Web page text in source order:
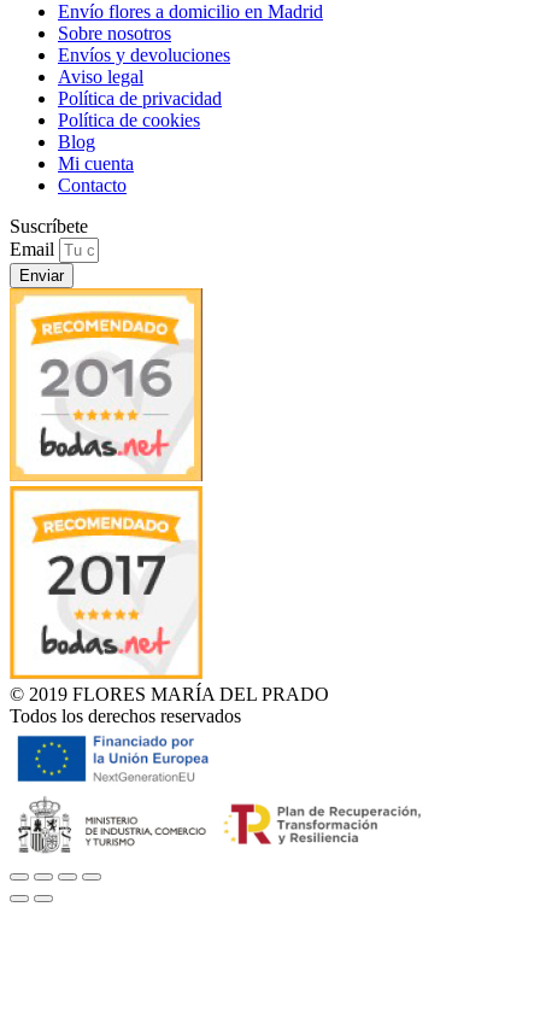
Envío flores a domicilio en Madrid
Sobre nosotros
Envíos y devoluciones
Aviso legal
Política de privacidad
Política de cookies
Blog
Mi cuenta
Contacto
Suscríbete
Email
Enviar
© 2019 FLORES MARÍA DEL PRADO
Todos los derechos reservados